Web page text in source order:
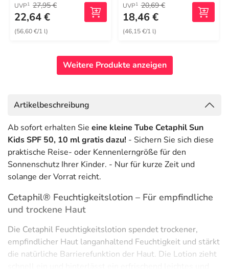
UVP1 27,95 €
22,64 €
(56,60 €/1 l)
UVP1 20,69 €
18,46 €
(46,15 €/1 l)
Weitere Produkte anzeigen
Artikelbeschreibung
Ab sofort erhalten Sie eine kleine Tube Cetaphil Sun
Kids SPF 50, 10 ml gratis dazu! - Sichern Sie sich diese
praktische Reise- oder Kennenlerngröße für den
Sonnenschutz Ihrer Kinder. - Nur für kurze Zeit und
solange der Vorrat reicht.
Cetaphil® Feuchtigkeitslotion – Für empfindliche
und trockene Haut
Die Cetaphil Feuchtigkeitslotion spendet trockener,
empfindlicher Haut langanhaltend Feuchtigkeit und stärkt
die natürliche Barrierefunktion der Haut. Die Lotion zieht